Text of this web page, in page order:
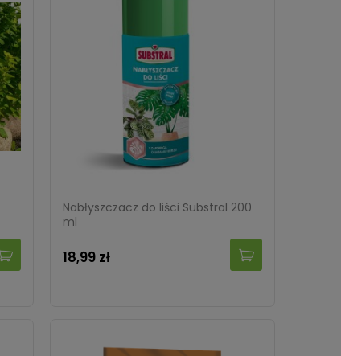
Nabłyszczacz do liści Substral 200
ml
18,99 zł